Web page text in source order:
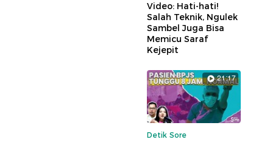
Video: Hati-hati!
Salah Teknik, Ngulek
Sambel Juga Bisa
Memicu Saraf
Kejepit
21:17
Detik Sore